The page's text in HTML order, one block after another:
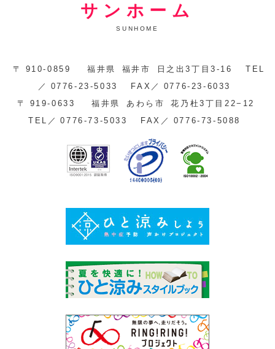
サンホーム
SUNHOME
〒 910-0859 福井県 福井市 日之出3丁目3-16
TEL
／
0776-23-5033 FAX／
0776-23-6033
〒
919-0633 福井県 あわら市
花乃杜3丁目22−12
TEL／
0776-73-5033 FAX／ 0776-73-5088